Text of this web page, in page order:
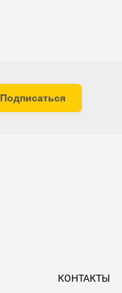
Подписаться
КОНТАКТЫ